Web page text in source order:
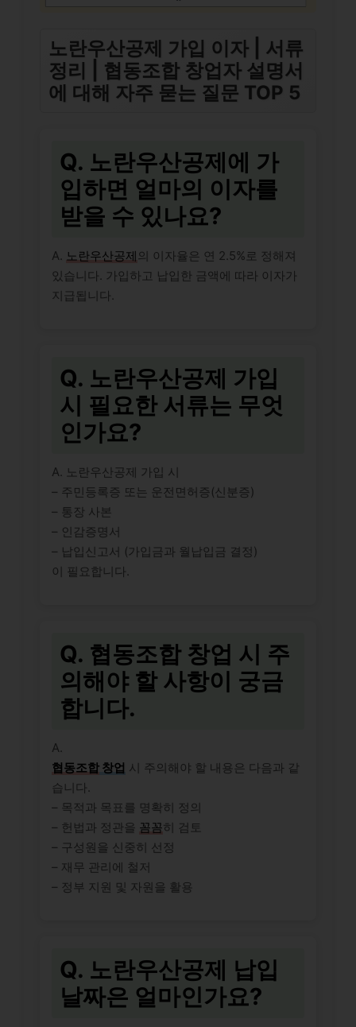
노란우산공제 가입 이자 | 서류
정리 | 협동조합 창업자 설명서
에 대해 자주 묻는 질문 TOP 5
Q. 노란우산공제에 가
입하면 얼마의 이자를
받을 수 있나요?
A. 노란우산공제의 이자율은 연 2.5%로 정해져
있습니다. 가입하고 납입한 금액에 따라 이자가
지급됩니다.
Q. 노란우산공제 가입
시 필요한 서류는 무엇
인가요?
A. 노란우산공제 가입 시
– 주민등록증 또는 운전면허증(신분증)
– 통장 사본
– 인감증명서
– 납입신고서 (가입금과 월납입금 결정)
이 필요합니다.
Q. 협동조합 창업 시 주
의해야 할 사항이 궁금
합니다.
A.
협동조합 창업 시 주의해야 할 내용은 다음과 같
습니다.
– 목적과 목표를 명확히 정의
– 헌법과 정관을 꼼꼼히 검토
– 구성원을 신중히 선정
– 재무 관리에 철저
– 정부 지원 및 자원을 활용
Q. 노란우산공제 납입
날짜은 얼마인가요?